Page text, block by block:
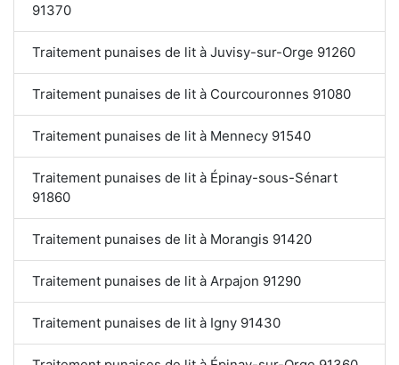
91370
Traitement punaises de lit à Juvisy-sur-Orge 91260
Traitement punaises de lit à Courcouronnes 91080
Traitement punaises de lit à Mennecy 91540
Traitement punaises de lit à Épinay-sous-Sénart
91860
Traitement punaises de lit à Morangis 91420
Traitement punaises de lit à Arpajon 91290
Traitement punaises de lit à Igny 91430